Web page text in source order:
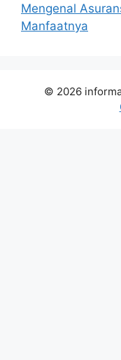
Mengenal
Manfaatnya
© 2026